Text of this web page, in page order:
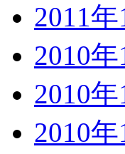
2011年
2010年
2010年
2010年